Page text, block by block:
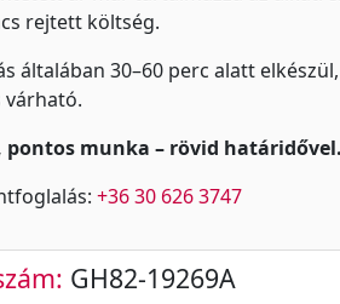
rejtett költség.
általában 30–60 perc alatt
várható.
pontos munka – rövid határidővel.
+36 30 626 3747
GH82-19269A